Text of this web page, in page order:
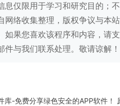
仅限用于学习和研究目的；
网络收集整理，版权争议与本
如果您喜欢该程序和内容，请
与我们联系处理。敬请谅解！
库-免费分享绿色安全的APP软件！